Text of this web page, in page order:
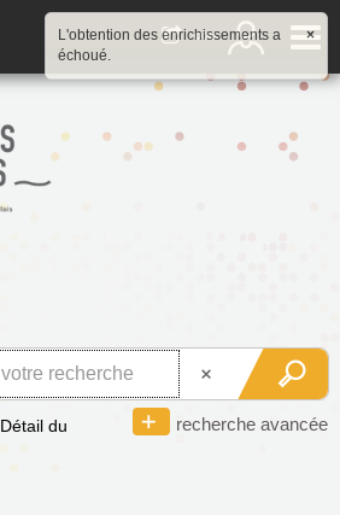
recherche avancée
Détail du
×
L'obtention des enrichissements a
échoué.